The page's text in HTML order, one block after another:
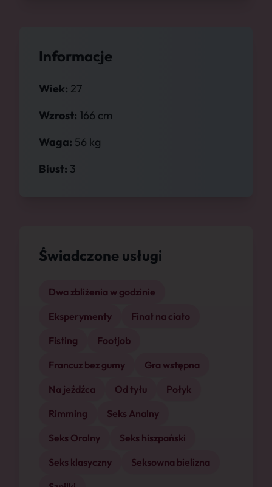
Informacje
Wiek: 27
Wzrost: 166 cm
Waga: 56 kg
Biust: 3
Świadczone usługi
Dwa zbliżenia w godzinie
Eksperymenty
Finał na ciało
Fisting
Footjob
Francuz bez gumy
Gra wstępna
Na jeźdźca
Od tyłu
Połyk
Rimming
Seks Analny
Seks Oralny
Seks hiszpański
Seks klasyczny
Seksowna bielizna